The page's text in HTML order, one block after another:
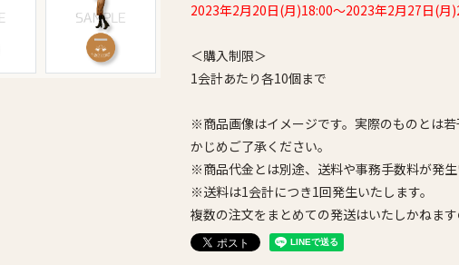
2023年2月20日(月)18:00～2023年2月27日(月
＜購入制限＞
1会計あたり各10個まで
※商品画像はイメージです。実際のものとは
かじめご了承ください。
※商品代金とは別途、送料や事務手数料が発生
※送料は1会計につき1回発生いたします。
複数の注文をまとめての発送はいたしかねます